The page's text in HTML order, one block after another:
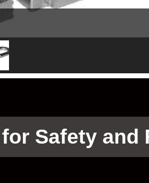
for Safety and